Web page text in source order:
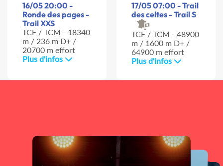
16/05 20:00 -
Ronde des pages -
Trail XXS
TCF / TCM - 18340
m / 236 m D+ /
20700 m effort
Plus d'infos
17/05 07:00 - Trail
des celtes - Trail S
TCF / TCM - 48900
m / 1600 m D+ /
64900 m effort
Plus d'infos